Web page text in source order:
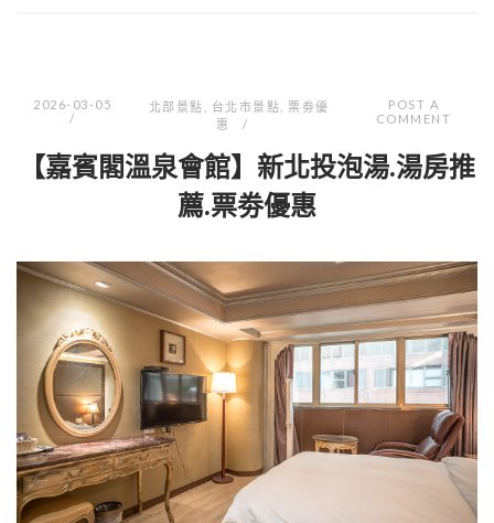
2026-03-05 北部景點 台北市景點 ,票劵優
惠
POST A
COMMENT
【嘉賓閣溫泉會館】新北投泡湯.湯房推
薦.票劵優惠